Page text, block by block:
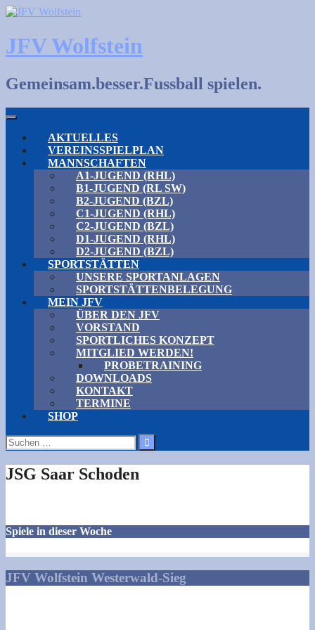
Skip
content
JFV Wolfstein
Gemeinsam.besser.Fussball spielen.
AKTUELLES
VEREINSSPIELPLAN
MANNSCHAFTEN
A1-JUGEND (RHL)
B1-JUGEND (RL SW)
B2-JUGEND (BZL)
C1-JUGEND (RHL)
C2-JUGEND (BZL)
D1-JUGEND (RHL)
D2-JUGEND (BZL)
SPORTSTÄTTEN
UNSERE SPORTANLAGEN
SPORTSTÄTTENBELEGUNG
MEIN JFV
ÜBER DEN JFV
VORSTAND
SPORTLICHES KONZEPT
MITGLIED WERDEN!
PROBETRAINING
DOWNLOADS
KONTAKT
TERMINE
SHOP
Suchen
nach:
JSG Saar Schoden
Spiele in dieser Woche
JFV Wolfstein Westerwald-Sieg